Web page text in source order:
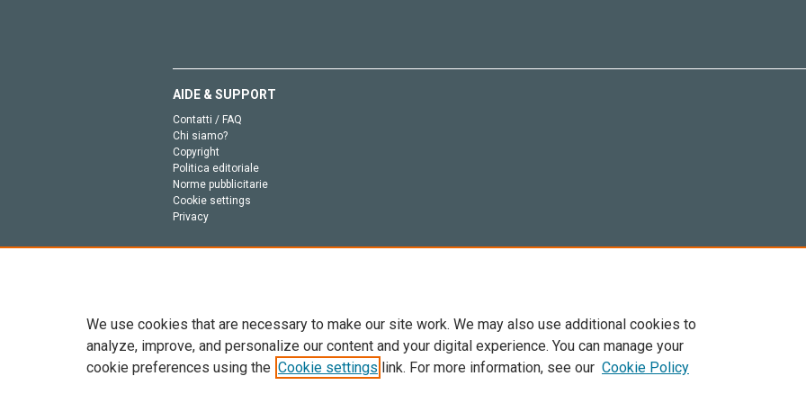
AIDE & SUPPORT
Contatti / FAQ
Chi siamo?
Copyright
Politica editoriale
Norme pubblicitarie
Cookie settings
Privacy
Tutto il contenuto di questo sito: Copyright © 2026 Elsevier, i suoi licenziatari e contributori. Tutti i diritti sono riservati. Inclusi diritti
We use cookies that are necessary to make our site work. We may also use additional cookies to
analyze, improve, and personalize our content and your digital experience. You can manage your
cookie preferences using the Cookie settings link. For more information, see our Cookie Policy